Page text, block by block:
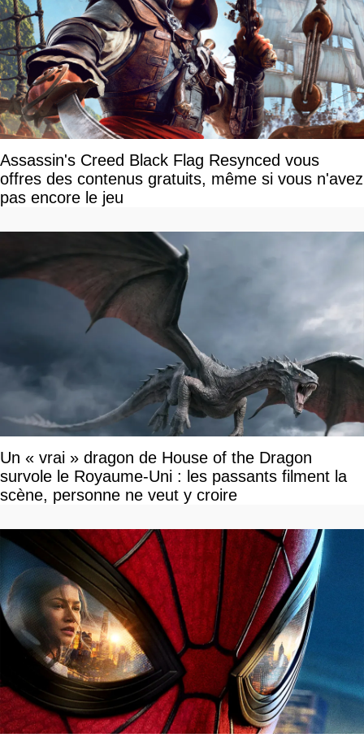
Assassin's Creed Black Flag Resynced vous
offres des contenus gratuits, même si vous n'avez
pas encore le jeu
Un « vrai » dragon de House of the Dragon
survole le Royaume-Uni : les passants filment la
scène, personne ne veut y croire